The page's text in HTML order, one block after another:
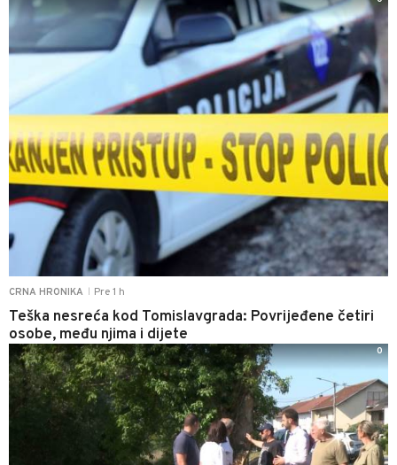
CRNA HRONIKA Pre 1 h
Teška nesreća kod Tomislavgrada: Povrijeđene četiri
osobe, među njima i dijete
0